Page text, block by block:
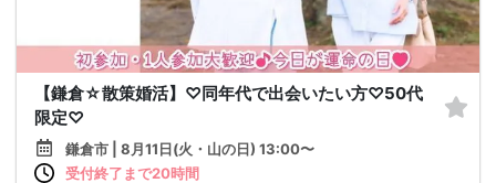
【鎌倉☆散策婚活】♡同年代で出会いたい方♡50代
限定♡
鎌倉市 | 8月11日(火・山の日) 13:00〜
受付終了まで20時間